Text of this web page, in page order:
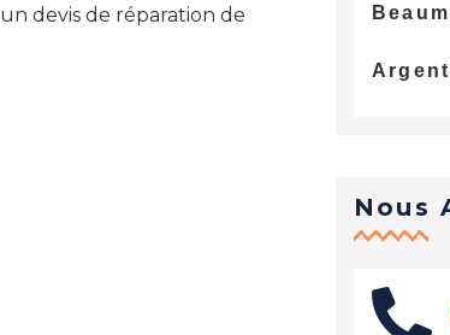
devis de réparation de
Nous